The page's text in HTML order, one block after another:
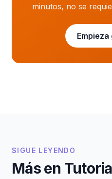
minutos, no se
SIGUE LEYENDO
Más en